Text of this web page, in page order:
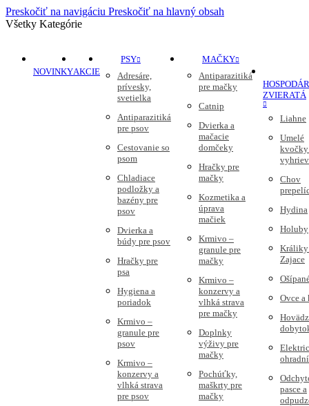
Preskočiť na navigáciu Preskočiť na hlavný obsah
Všetky Kategórie
NOVINKYAKCIE
PSY
Adresáre,
prívesky,
svetielka
Antiparazitiká
pre psov
Cestovanie so
psom
Chladiace
podložky a
bazény pre
psov
Dvierka a
búdy pre psov
Hračky pre
psa
Hygiena a
poriadok
Krmivo –
granule pre
psov
Krmivo –
konzervy a
vlhká strava
pre psov
MAČKY
Antiparazitiká
pre mačky
Catnip
Dvierka a
mačacie
domčeky
Hračky pre
mačky
Kozmetika a
úprava
mačiek
Krmivo –
granule pre
mačky
Krmivo –
konzervy a
vlhká strava
pre mačky
Doplnky
výživy pre
mačky
Pochúťky,
maškrty pre
mačky
ZVIERATÁ
Liahne
Umelé
kvočky
Chov
Hydina
Holuby
Zajace
Ovce a
pasce a